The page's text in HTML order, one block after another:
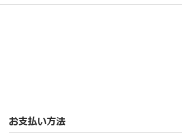
お支払い方法